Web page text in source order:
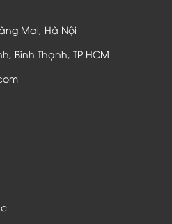
Mai, Hà Nội
Bình Thạnh, TP HCM